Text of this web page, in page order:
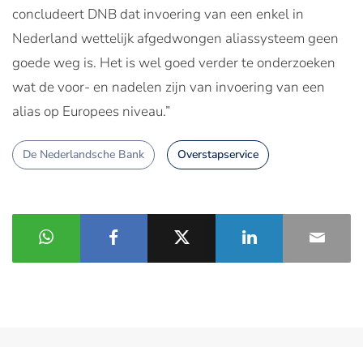
concludeert DNB dat invoering van een enkel in
Nederland wettelijk afgedwongen aliassysteem geen
goede weg is. Het is wel goed verder te onderzoeken
wat de voor- en nadelen zijn van invoering van een
alias op Europees niveau.”
De Nederlandsche Bank Overstapservice